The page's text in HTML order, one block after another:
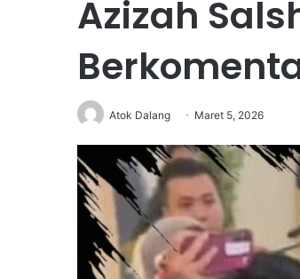
Azizah
Atok Dalang Maret 5, 2026